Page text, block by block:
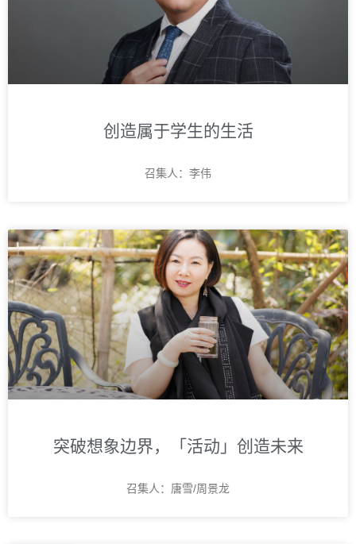
创造属于学生的生活
召集人：李伟
突破想象边界，「活动」创造未来
召集人：唐雪/周景龙